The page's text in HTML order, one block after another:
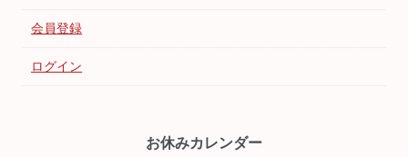
会員登録
ログイン
お休みカレンダー